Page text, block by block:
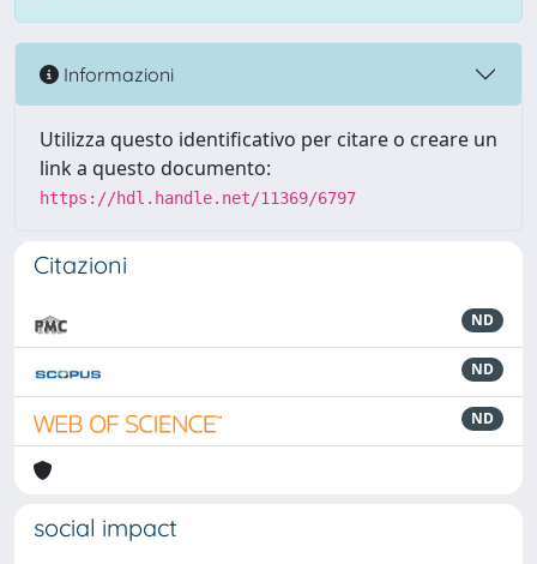
Informazioni
Utilizza questo identificativo per citare o creare un
link a questo documento:
https://hdl.handle.net/11369/6797
Citazioni
ND
ND
ND
social impact